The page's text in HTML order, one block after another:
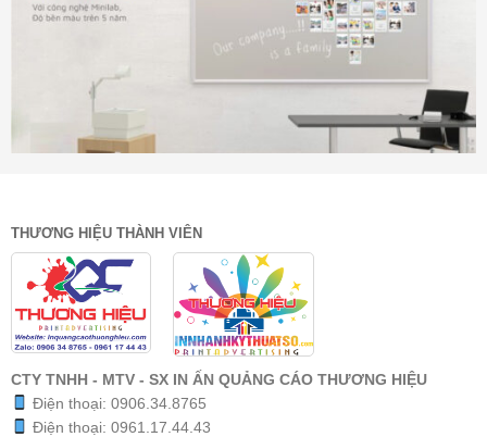
THƯƠNG HIỆU THÀNH VIÊN
CTY TNHH - MTV - SX IN ẤN QUẢNG CÁO THƯƠNG HIỆU
Điện thoại: 0906.34.8765
Điện thoại: 0961.17.44.43